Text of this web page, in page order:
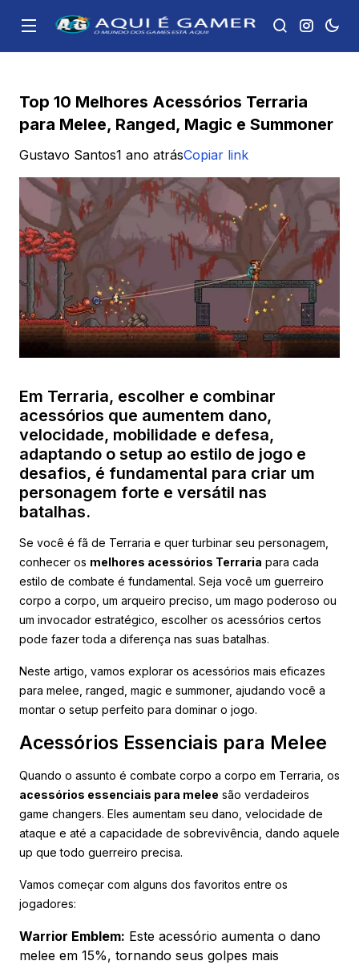
Top 10 Melhores Acessórios Terraria
para Melee, Ranged, Magic e Summoner
Gustavo Santos1 ano atrásCopiar link
Em Terraria, escolher e combinar
acessórios que aumentem dano,
velocidade, mobilidade e defesa,
adaptando o setup ao estilo de jogo e
desafios, é fundamental para criar um
personagem forte e versátil nas
batalhas.
Se você é fã de Terraria e quer turbinar seu personagem,
conhecer os melhores acessórios Terraria para cada
estilo de combate é fundamental. Seja você um guerreiro
corpo a corpo, um arqueiro preciso, um mago poderoso ou
um invocador estratégico, escolher os acessórios certos
pode fazer toda a diferença nas suas batalhas.
Neste artigo, vamos explorar os acessórios mais eficazes
para melee, ranged, magic e summoner, ajudando você a
montar o setup perfeito para dominar o jogo.
Acessórios Essenciais para Melee
Quando o assunto é combate corpo a corpo em Terraria, os
acessórios essenciais para melee são verdadeiros
game changers. Eles aumentam seu dano, velocidade de
ataque e até a capacidade de sobrevivência, dando aquele
up que todo guerreiro precisa.
Vamos começar com alguns dos favoritos entre os
jogadores:
Warrior Emblem: Este acessório aumenta o dano
melee em 15%, tornando seus golpes mais